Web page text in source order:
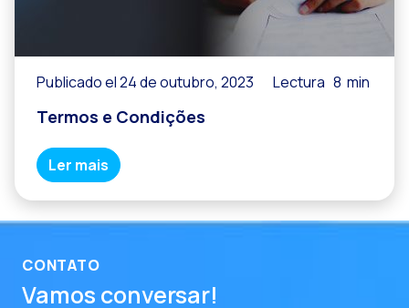
Publicado el 24 de outubro, 2023 Lectura 8 min
Termos e Condições
Ler mais
CONTATO
Vamos conversar!